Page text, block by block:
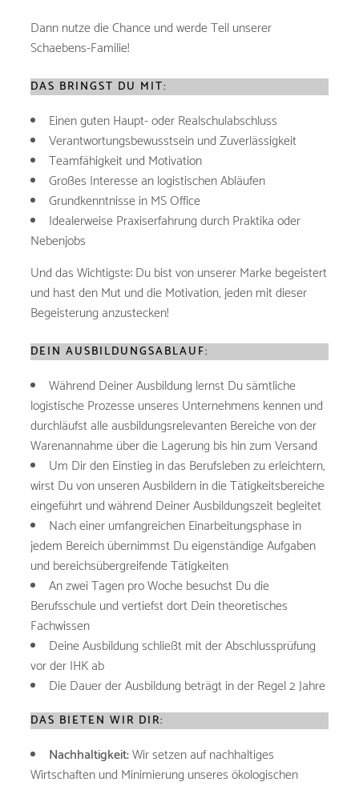
Dann nutze die Chance und werde Teil unserer
Schaebens-Familie!
DAS BRINGST DU MIT:
Einen guten Haupt- oder Realschulabschluss
Verantwortungsbewusstsein und Zuverlässigkeit
Teamfähigkeit und Motivation
Großes Interesse an logistischen Abläufen
Grundkenntnisse in MS Office
Idealerweise Praxiserfahrung durch Praktika oder
Nebenjobs
Und das Wichtigste: Du bist von unserer Marke begeistert
und hast den Mut und die Motivation, jeden mit dieser
Begeisterung anzustecken!
DEIN AUSBILDUNGSABLAUF:
Während Deiner Ausbildung lernst Du sämtliche
logistische Prozesse unseres Unternehmens kennen und
durchläufst alle ausbildungsrelevanten Bereiche von der
Warenannahme über die Lagerung bis hin zum Versand
Um Dir den Einstieg in das Berufsleben zu erleichtern,
wirst Du von unseren Ausbildern in die Tätigkeitsbereiche
eingeführt und während Deiner Ausbildungszeit begleitet
Nach einer umfangreichen Einarbeitungsphase in
jedem Bereich übernimmst Du eigenständige Aufgaben
und bereichsübergreifende Tätigkeiten
An zwei Tagen pro Woche besuchst Du die
Berufsschule und vertiefst dort Dein theoretisches
Fachwissen
Deine Ausbildung schließt mit der Abschlussprüfung
vor der IHK ab
Die Dauer der Ausbildung beträgt in der Regel 2 Jahre
DAS BIETEN WIR DIR:
Nachhaltigkeit:Wir setzen auf nachhaltiges
Wirtschaften und Minimierung unseres ökologischen